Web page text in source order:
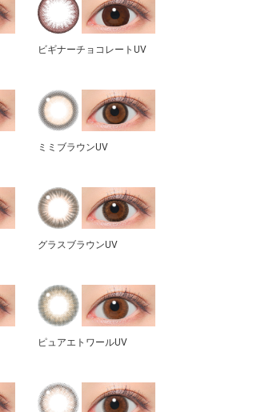
ビギナーチョコレートUV
ミミブラウンUV
グラスブラウンUV
ピュアエトワールUV